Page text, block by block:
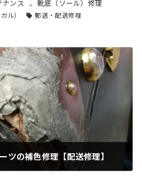
ンス 、 靴底（ソール）修理
ル） 郵送・配送修理
の補色修理【配送修理】